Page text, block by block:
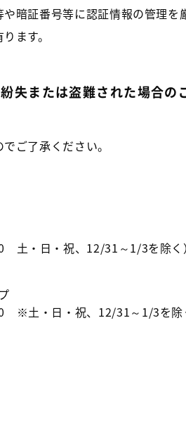
暗証番号等に認証情報の管理
ます。
失または盗難された場合の
ご了承ください。
土・日・祝、12/31～1/3を除く）
※土・日・祝、12/31～1/3を除